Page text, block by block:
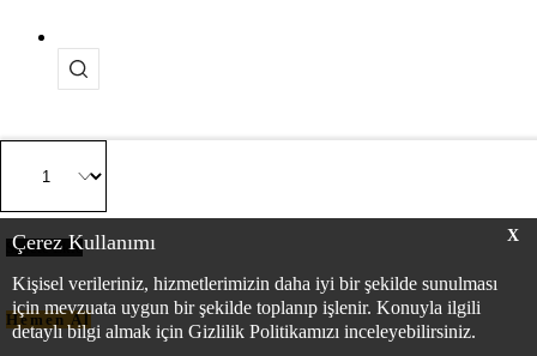
X
Çerez Kullanımı
Kişisel verileriniz, hizmetlerimizin daha iyi bir şekilde sunulması
için mevzuata uygun bir şekilde toplanıp işlenir. Konuyla ilgili
detaylı bilgi almak için Gizlilik Politikamızı inceleyebilirsiniz.
Sepete Ekle
Hemen Al